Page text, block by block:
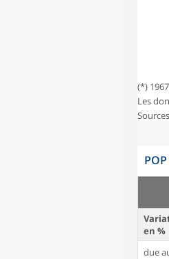
(*)
Les
en %
due